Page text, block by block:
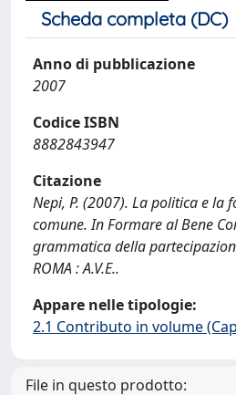
Scheda completa (DC)
Anno di pubblicazione
2007
Codice ISBN
8882843947
Citazione
Nepi, P. (2007). La politica e la
comune. In Formare al Bene
grammatica della
ROMA : A.V.E..
Appare nelle tipologie:
2.1 Contributo in volume
File in questo prodotto: